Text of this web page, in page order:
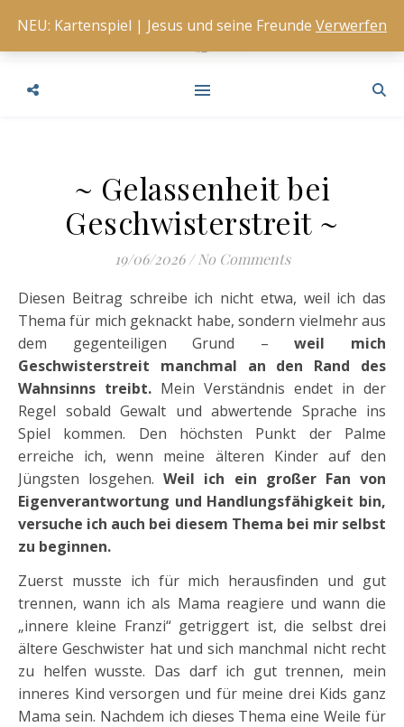
~ Gelassenheit bei
Geschwisterstreit ~
19/06/2026 / No Comments
Diesen Beitrag schreibe ich nicht etwa, weil ich das
Thema für mich geknackt habe, sondern vielmehr aus
dem gegenteiligen Grund –weil mich
Geschwisterstreit manchmal an den Rand des
Wahnsinns treibt. Mein Verständnis endet in der
Regel sobald Gewalt und abwertende Sprache ins
Spiel kommen. Den höchsten Punkt der Palme
erreiche ich, wenn meine älteren Kinder auf den
Jüngsten losgehen.Weil ich ein großer Fan von
Eigenverantwortung und Handlungsfähigkeit bin,
versuche ich auch bei diesem Thema bei mir selbst
zu beginnen.
Zuerst musste ich für mich herausfinden und gut
trennen, wann ich als Mama reagiere und wann die
„innere kleine Franzi“ getriggert ist, die selbst drei
ältere Geschwister hat und sich manchmal nicht recht
zu helfen wusste. Das darf ich gut trennen, mein
inneres Kind versorgen und für meine drei Kids ganz
Mama sein. Nachdem ich dieses Thema eine Weile für
NEU: Kartenspiel | Jesus und seine Freunde Verwerfen